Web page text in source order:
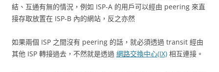
結、互通有無的情況，例如 ISP-A 的用戶可以經由 peering 來直
接存取放置在 ISP-B 內的網站，反之亦然
如果兩個 ISP 之間沒有 peering 的話，就必須透過 transit 經由
其他 ISP 轉接過去，不然就是透過 網路交換中心(IX) 相互連接。